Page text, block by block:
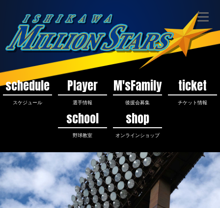
schedule
スケジュール
Player
選手情報
M'sFamily
後援会募集
ticket
チケット情報
school
野球教室
shop
オンラインショップ